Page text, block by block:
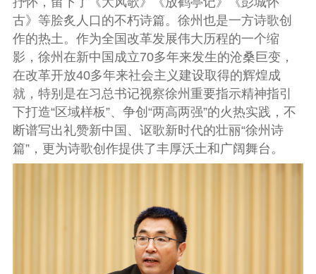
古》等脍炙人口的不朽诗篇。徐州也是一方诗歌创
作的热土。作为全国改革发展伟大历程的一个缩
影，徐州在新中国成立70多年来发生的沧桑巨变，
在改革开放40多年来社会主义建设取得的辉煌成
就，特别是在习总书记视察徐州重要指示精神指引
下打造“区域样板”、争创“两高两强”的火热实践，不
断谱写出礼赞新中国、讴歌新时代的壮丽“徐州诗
篇”，更为诗歌创作提供了丰厚沃土和广阔舞台。